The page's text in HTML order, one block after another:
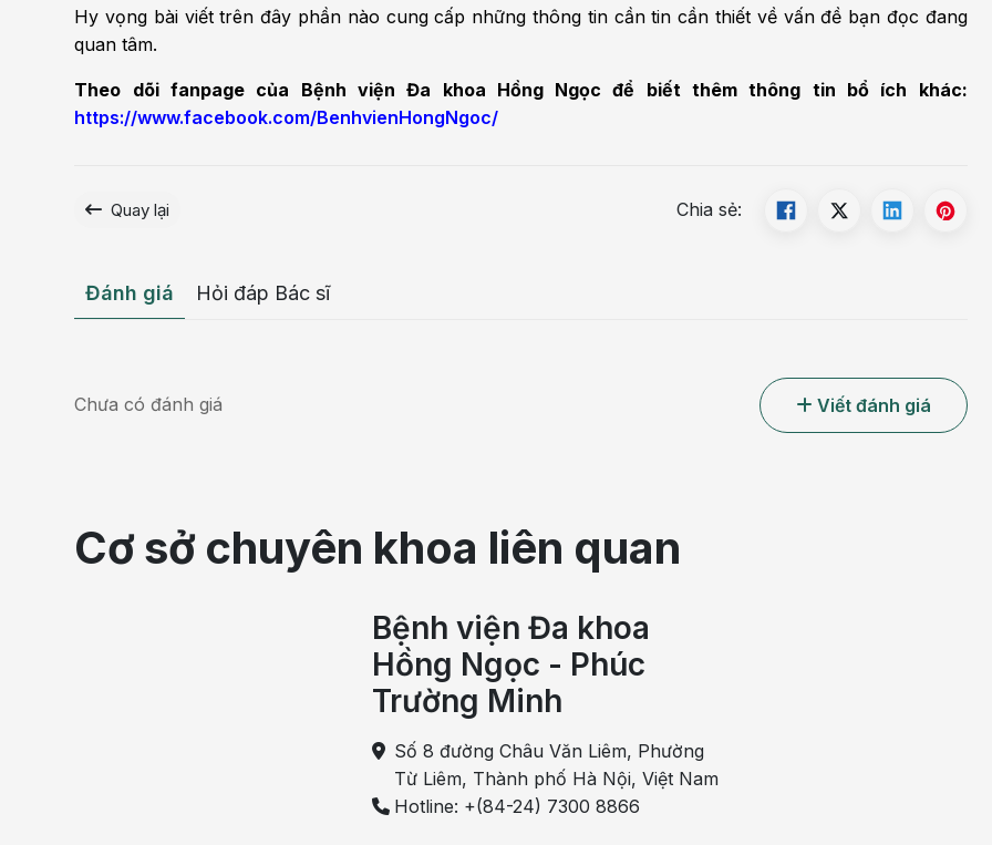
Hy vọng bài viết trên đây phần nào cung cấp những thông tin cần tin cần thiết về vấn đề bạn đọc đang
quan tâm.
Theo dõi fanpage của Bệnh viện Đa khoa Hồng Ngọc để biết thêm thông tin bổ ích khác:
https://www.facebook.com/BenhvienHongNgoc/
Quay lại Chia sẻ:
Đánh giá Hỏi đáp Bác sĩ
Chưa có đánh giá Viết đánh giá
Cơ sở chuyên khoa liên quan
Bệnh viện Đa khoa
Hồng Ngọc - Phúc
Trường Minh
Số 8 đường Châu Văn Liêm, Phường
Từ Liêm, Thành phố Hà Nội, Việt Nam
Hotline: +(84-24) 7300 8866